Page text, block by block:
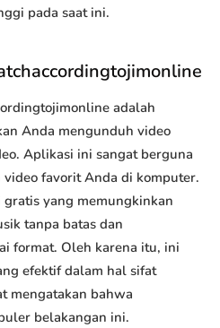
pada saat ini.
adalah
Anda mengunduh video
Aplikasi ini sangat berguna
favorit Anda di komputer.
yang memungkinkan
tanpa batas dan
format. Oleh karena itu, ini
efektif dalam hal sifat
mengatakan bahwa
belakangan ini.